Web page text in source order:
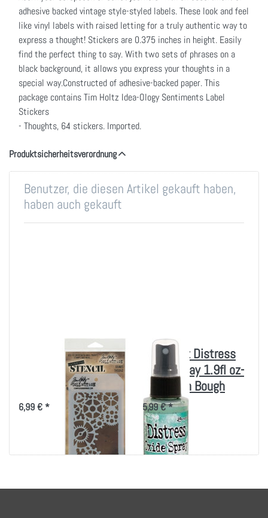
adhesive backed vintage style-styled labels. These look and feel
like vinyl labels with raised letting for a truly authentic way to
express a thought! Stickers are 0.375 inches in height. Easily
find the perfect thing to say. With two sets of phrases on a
black background, it allows you express your thoughts in a
special way.Constructed of adhesive-backed paper. This
package contains Tim Holtz Idea-Ology Sentiments Label
Stickers
- Thoughts, 64 stickers. Imported.
Produktsicherheitsverordnung
Benutzer, die diesen Artikel gekauft haben,
haben auch gekauft
Tim Holtz Layered
Stencil 4.125"X8.5"-
6,99 € *
Tim Holtz Distress
Oxide Spray 1.9fl oz-
Evergreen Bough
5,99 € *